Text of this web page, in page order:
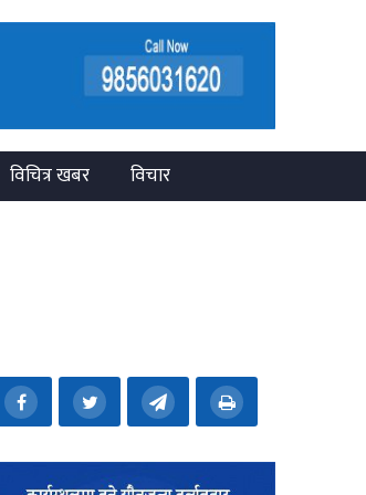
विचित्र खबर
विचार